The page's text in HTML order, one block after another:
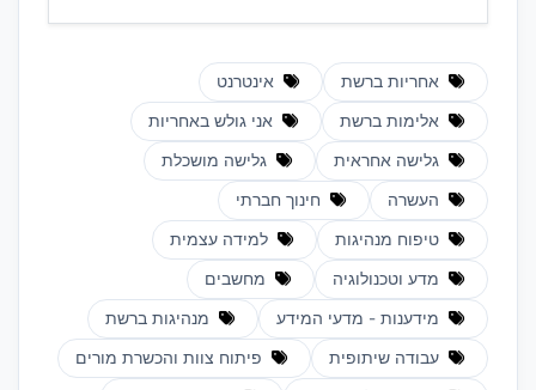
אחריות ברשת אינטרנט
אלימות ברשת אני גולש באחריות
גלישה אחראית גלישה מושכלת
העשרה חינוך חברתי
טיפוח מנהיגות למידה עצמית
מדע וטכנולוגיה מחשבים
מידענות - מדעי המידע מנהיגות ברשת
עבודה שיתופית פיתוח צוות והכשרת מורים